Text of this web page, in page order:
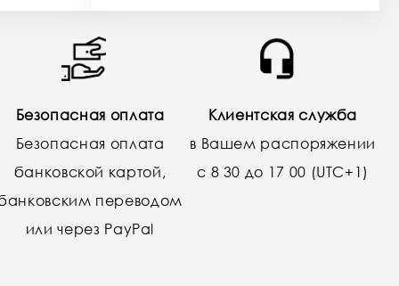
Безопасная оплата
Безопасная оплата
банковской картой,
переводом
или через PayPal
Клиентская служба
в Вашем распоряжении
с 8 30 до 17 00 (UTC+1)